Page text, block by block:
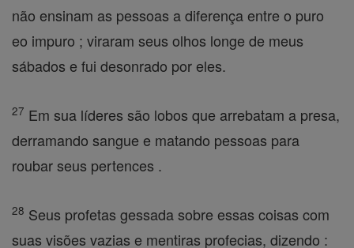
não ensinam as pessoas a diferença entre o puro
eo impuro ; viraram seus olhos longe de meus
sábados e fui desonrado por eles.
27 Em sua líderes são lobos que arrebatam a presa,
derramando sangue e matando pessoas para
roubar seus pertences .
28 Seus profetas gessada sobre essas coisas com
suas visões vazias e mentiras profecias, dizendo :